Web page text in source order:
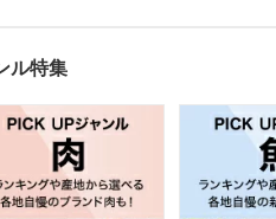
ル特集